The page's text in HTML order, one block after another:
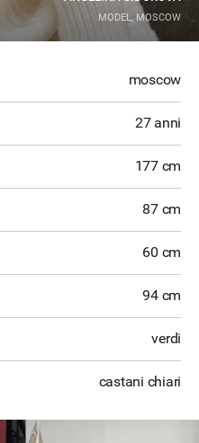
MODEL, MOSCOW
moscow
27 anni
177 cm
87 cm
60 cm
94 cm
verdi
castani chiari